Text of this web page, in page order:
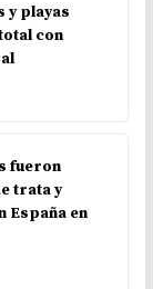
y playas
con
fueron
trata y
España en